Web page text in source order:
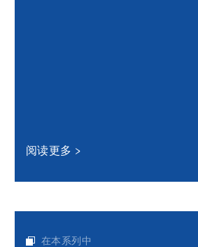
阅读更多
在本系列中